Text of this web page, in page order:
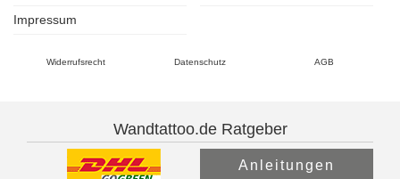
Impressum
Widerrufsrecht Datenschutz AGB
Wandtattoo.de Ratgeber
Anleitungen